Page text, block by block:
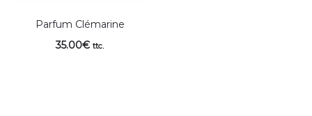
Parfum Clémarine
35.00€ ttc.